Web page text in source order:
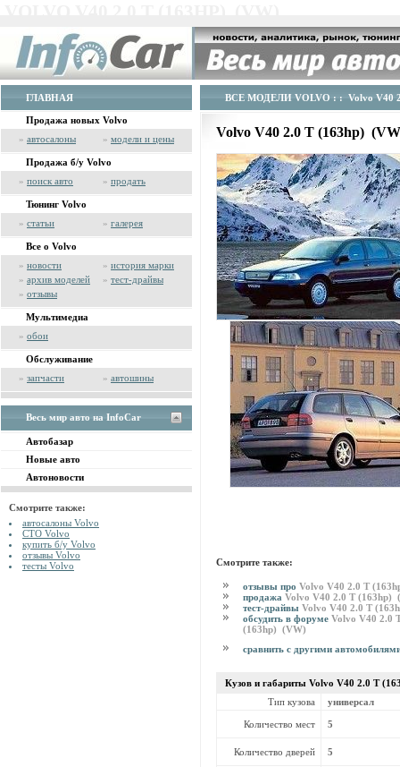
ГЛАВНАЯ
Продажа новых Volvo
» автосалоны » модели и цены
Продажа б/у Volvo
» поиск авто » продать
Тюнинг Volvo
» статьи » галерея
Все о Volvo
» новости » история марки
» архив моделей » тест-драйвы
» отзывы
Мультимедиа
» обои
Обслуживание
» запчасти » автошины
Весь мир авто на InfoCar
Автобазар
Новые авто
Автоновости
Смотрите также:
автосалоны Volvo
СТО Volvo
купить б/у Volvo
отзывы Volvo
тесты Volvo
ВСЕ МОДЕЛИ VOLVO : : Volvo V40
Volvo V40 2.0 T (163hp)
Смотрите также:
отзывы про Volvo V40 2.0 T
продажа Volvo V40 2.0 T (163hp)
тест-драйвы Volvo V40 2.0 T
обсудить в форуме Volvo V40 2.0
(163hp) (VW)
сравнить с другими
Кузов и габариты Volvo V40 2.0 T
Тип кузова
универсал
Количество мест 5
Количество дверей 5